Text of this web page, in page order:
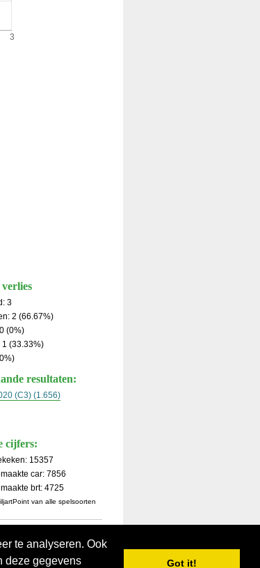
te analyseren. Ook
deze gegevens
Got it!
3
2 (66.67%)
(0%)
1 (33.33%)
resultaten:
(C3) (1.656)
cijfers:
15357
car: 7856
brt: 4725
van alle spelsoorten